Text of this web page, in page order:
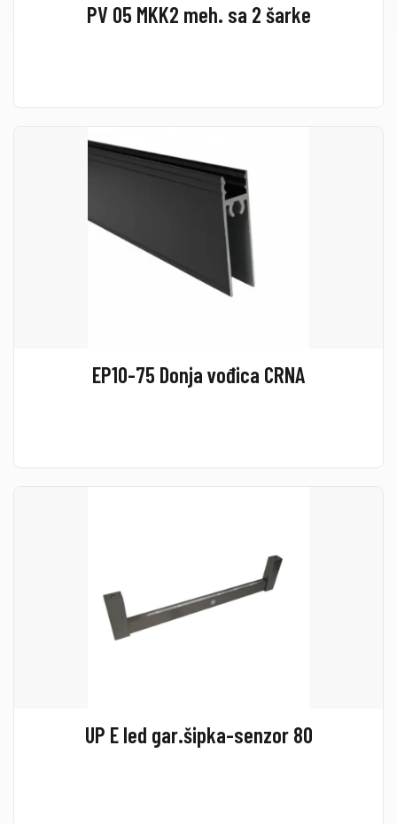
PV 05 MKK2 meh. sa 2 šarke
EP10-75 Donja vođica CRNA
UP E led gar.šipka-senzor 80